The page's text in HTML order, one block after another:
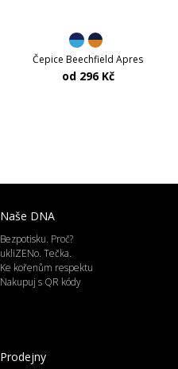
Čepice Beechfield Apres
od 296 Kč
Naše DNA
Bezpotisku. Proč?
ukliZENo. Tečka.
Ke kořenům respektu
Nakupuj s QR kódy
Prodejny